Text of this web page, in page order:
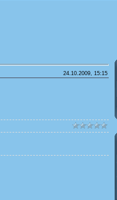
24.10.2009, 15:15